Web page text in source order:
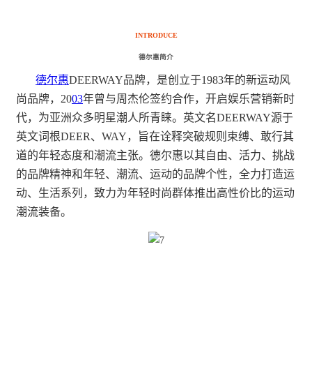
INTRODUCE
德尔惠简介
德尔惠DEERWAY品牌，是创立于1983年的新运动风
尚品牌，2003年曾与周杰伦签约合作，开启娱乐营销新时
代，为亚洲众多明星潮人所青睐。英文名DEERWAY源于
英文词根DEER、WAY，旨在诠释突破规则束缚、敢行其
道的年轻态度和潮流主张。德尔惠以其自由、活力、挑战
的品牌精神和年轻、潮流、运动的品牌个性，全力打造运
动、生活系列，致力为年轻时尚群体推出高性价比的运动
潮流装备。